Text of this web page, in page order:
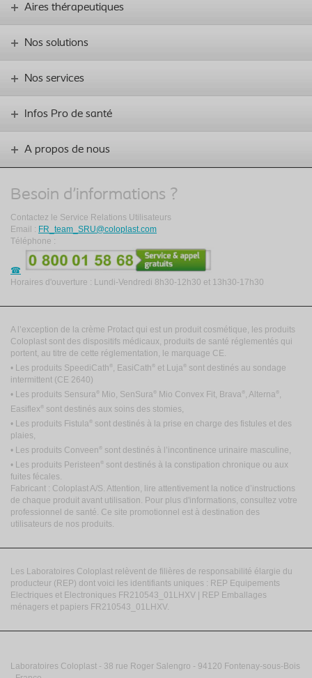
Aires thérapeutiques
Nos solutions
Nos services
Infos Pro de santé
A propos de nous
Besoin d'informations ?
Contactez le Service Relations Utilisateurs
Email : FR_team_SRU@coloplast.com
Téléphone :
Horaires d'ouverture : Lundi-Vendredi 8h30-12h30 et 13h30-17h30
A l’exception de la crème Protact qui est un produit cosmétique, les produits
Coloplast sont des dispositifs médicaux, produits de santé réglementés qui
portent, au titre de cette réglementation, le marquage CE.
• Les produits SpeediCath ® , EasiCath ® et Luja ®
sont destinés au sondage
intermittent (CE 2640)
• Les produits Sensura ® Mio, SenSura ® Mio Convex Fit, Brava ® , Alterna ® ,
Easiflex ®
sont destinés aux soins des stomies,
• Les produits Fistula ®
sont destinés à la prise en charge des fistules et des
plaies,
• Les produits Conveen ®
sont destinés à l’incontinence urinaire masculine,
• Les produits Peristeen ®
sont destinés à la constipation chronique ou aux
fuites fécales.
Fabricant : Coloplast A/S. Attention, lire attentivement la notice d’instructions
de chaque produit avant utilisation. Pour plus d'informations, consultez votre
professionnel de santé. Ce site promotionnel est à destination des
utilisateurs de nos produits.
Les Laboratoires Coloplast relèvent de filières de responsabilité élargie du
producteur (REP) dont voici les identifiants uniques : REP Equipements
Electriques et Electroniques FR210543_01LHXV | REP Emballages
ménagers et papiers FR210543_01LHXV.
Laboratoires Coloplast - 38 rue Roger Salengro - 94120 Fontenay-sous-Bois